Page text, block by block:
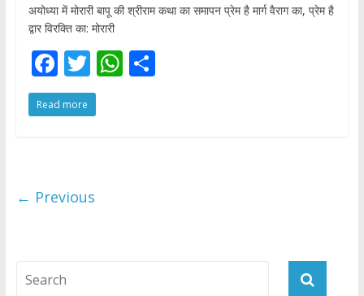
अयोध्या में मोरारी बापू की श्रीराम कथा का समापन प्रेम है मार्ग वैराग का, प्रेम है
द्वार विरक्ति का: मोरारी
F
ac
e
o
T
w
itt
W S
Read more
← Previous